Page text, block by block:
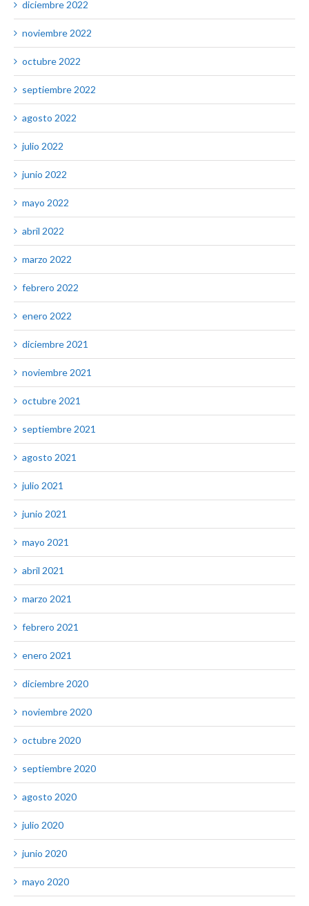
diciembre 2022
noviembre 2022
octubre 2022
septiembre 2022
agosto 2022
julio 2022
junio 2022
mayo 2022
abril 2022
marzo 2022
febrero 2022
enero 2022
diciembre 2021
noviembre 2021
octubre 2021
septiembre 2021
agosto 2021
julio 2021
junio 2021
mayo 2021
abril 2021
marzo 2021
febrero 2021
enero 2021
diciembre 2020
noviembre 2020
octubre 2020
septiembre 2020
agosto 2020
julio 2020
junio 2020
mayo 2020